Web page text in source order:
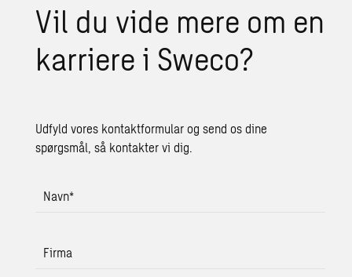
Vil du vide mere om en
kar­ri­e­re i Sweco?
Udfyld vores kontaktformular og send os dine
spørgsmål, så kontakter vi dig.
Navn*
Firma